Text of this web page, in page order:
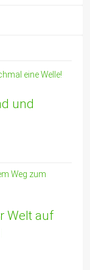
und
Welt auf